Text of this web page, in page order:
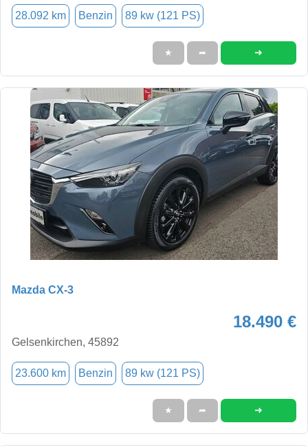
28.092 km Benzin 89 kw (121 PS)
★ ➦ ➜
Mazda CX-3
18.490 €
Gelsenkirchen, 45892
23.600 km Benzin 89 kw (121 PS)
★ ➦ ➜